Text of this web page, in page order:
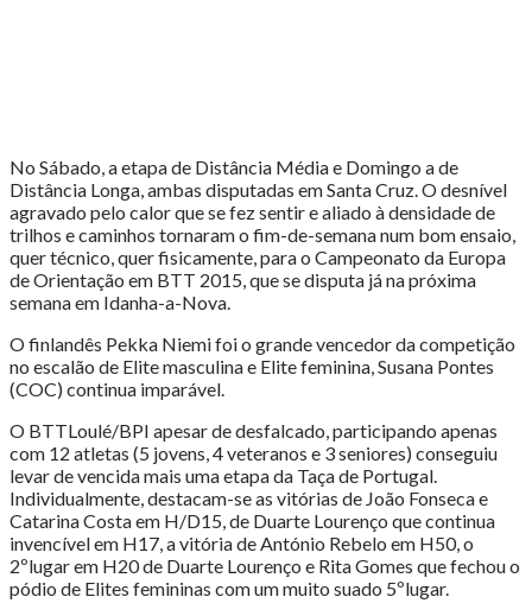
No Sábado, a etapa de Distância Média e Domingo a de
Distância Longa, ambas disputadas em Santa Cruz. O desnível
agravado pelo calor que se fez sentir e aliado à densidade de
trilhos e caminhos tornaram o fim-de-semana num bom ensaio,
quer técnico, quer fisicamente, para o Campeonato da Europa
de Orientação em BTT 2015, que se disputa já na próxima
semana em Idanha-a-Nova.
O finlandês Pekka Niemi foi o grande vencedor da competição
no escalão de Elite masculina e Elite feminina, Susana Pontes
(COC) continua imparável.
O BTTLoulé/BPI apesar de desfalcado, participando apenas
com 12 atletas (5 jovens, 4 veteranos e 3 seniores) conseguiu
levar de vencida mais uma etapa da Taça de Portugal.
Individualmente, destacam-se as vitórias de João Fonseca e
Catarina Costa em H/D15, de Duarte Lourenço que continua
invencível em H17, a vitória de António Rebelo em H50, o
2ºlugar em H20 de Duarte Lourenço e Rita Gomes que fechou o
pódio de Elites femininas com um muito suado 5ºlugar.